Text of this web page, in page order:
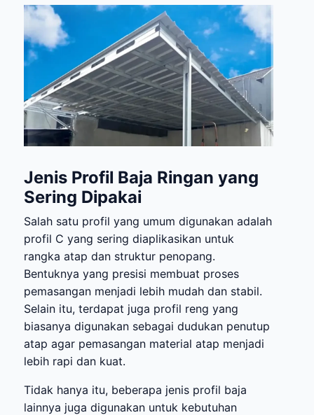
Jenis Profil Baja Ringan yang
Sering Dipakai
Salah satu profil yang umum digunakan adalah
profil C yang sering diaplikasikan untuk
rangka atap dan struktur penopang.
Bentuknya yang presisi membuat proses
pemasangan menjadi lebih mudah dan stabil.
Selain itu, terdapat juga profil reng yang
biasanya digunakan sebagai dudukan penutup
atap agar pemasangan material atap menjadi
lebih rapi dan kuat.
Tidak hanya itu, beberapa jenis profil baja
lainnya juga digunakan untuk kebutuhan